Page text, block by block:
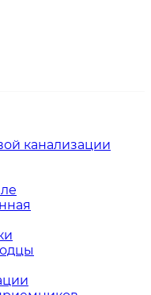
канализации